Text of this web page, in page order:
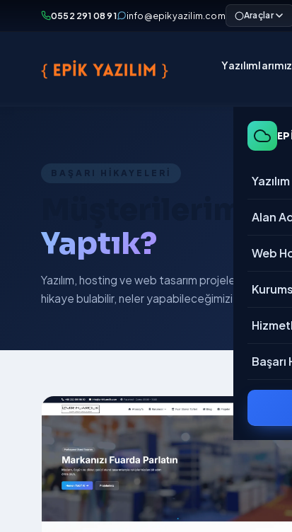
0552 291 08 91 info@epikyazilim.com Araçlar
Hostinguz
Yazılımlarımız
Yazılım
→ Tümü
Genel
Mobil
Rent A
Alan
Web
→ Tümü
Bloglar
Kariyer
Ödeme
Banka
BAŞARI HİKAYELERİ
Müşterilerimiz
Yaptık?
Yazılım, hosting ve web tasarım projelerimizden
hikaye bulabilir, neler yapabileceğimizi